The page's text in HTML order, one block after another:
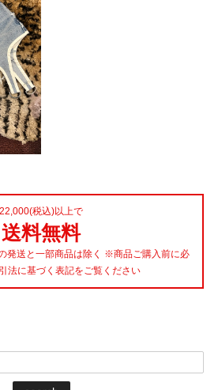
22,000(税込)以上で
送料無料
発送と一部商品は除く ※商品ご購入前に必
法に基づく表記をご覧ください